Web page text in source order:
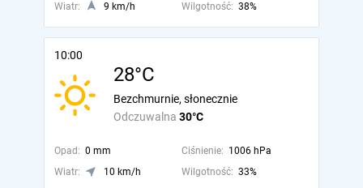
Wiatr:
9 km/h Wilgotność: 38%
10:00
28°C
Odczuwalna 30°C
Bezchmurnie, słonecznie
Opad: 0 mm Ciśnienie: 1006 hPa
Wiatr:
10 km/h Wilgotność: 33%